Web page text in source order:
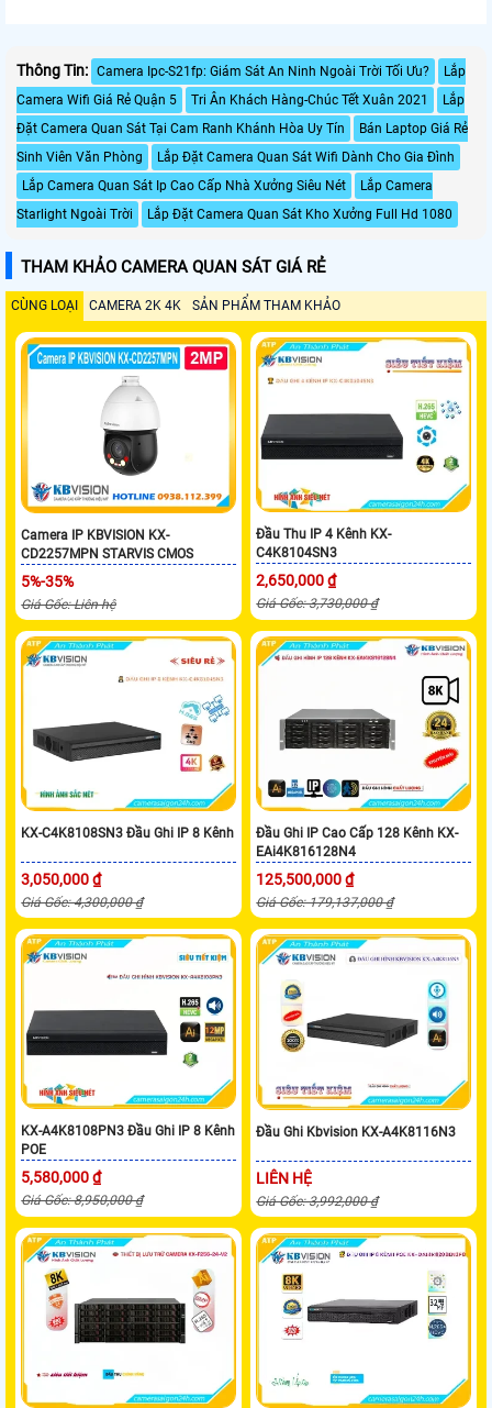
Thông Tin: Camera Ipc-S21fp: Giám Sát An Ninh Ngoài Trời Tối Ưu?
Lắp
Camera Wifi Giá Rẻ Quận 5
Tri Ân Khách Hàng-Chúc Tết Xuân 2021
Lắp
Đặt Camera Quan Sát Tại Cam Ranh Khánh Hòa Uy Tín
Bán Laptop Giá Rẻ
Sinh Viên Văn Phòng
Lắp Đặt Camera Quan Sát Wifi Dành Cho Gia Đình
Lắp Camera Quan Sát Ip Cao Cấp Nhà Xưởng Siêu Nét
Lắp Camera
Starlight Ngoài Trời
Lắp Đặt Camera Quan Sát Kho Xưởng Full Hd 1080
THAM KHẢO CAMERA QUAN SÁT GIÁ RẺ
CÙNG LOẠI CAMERA 2K 4K SẢN PHẨM THAM KHẢO
Camera IP KBVISION KX-
CD2257MPN STARVIS CMOS
5%-35%
Giá Gốc: Liên hệ
Đầu Thu IP 4 Kênh KX-
C4K8104SN3
2,650,000 ₫
Giá Gốc: 3,730,000 ₫
KX-C4K8108SN3 Đầu Ghi IP 8 Kênh
3,050,000 ₫
Giá Gốc: 4,300,000 ₫
Đầu Ghi IP Cao Cấp 128 Kênh KX-
EAi4K816128N4
125,500,000 ₫
Giá Gốc: 179,137,000 ₫
KX-A4K8108PN3 Đầu Ghi IP 8 Kênh
POE
5,580,000 ₫
Giá Gốc: 8,950,000 ₫
Đầu Ghi Kbvision KX-A4K8116N3
LIÊN HỆ
Giá Gốc: 3,992,000 ₫